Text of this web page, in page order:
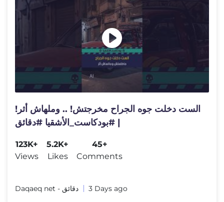
الست دخلت جوه الجراح مخرجتش! .. وملهاش أثر!
| #بودكاست_الأشقيا #دقائق
123K+
Views
5.2K+
Likes
45+
Comments
Daqaeq net - دقائق 3 Days ago